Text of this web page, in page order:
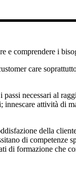
comprendere i
care
necessari al
attività di
della
di
di formazione